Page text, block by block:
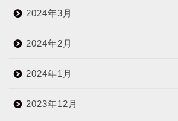
2024年3月
2024年2月
2024年1月
2023年12月